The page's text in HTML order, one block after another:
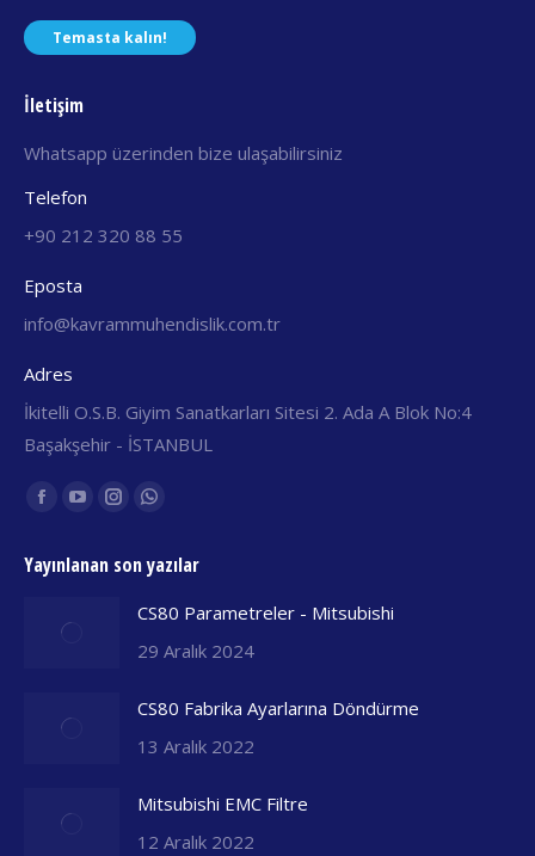
Temasta kalın!
İletişim
Whatsapp üzerinden bize ulaşabilirsiniz
Telefon
+90 212 320 88 55
Eposta
info@kavrammuhendislik.com.tr
Adres
İkitelli O.S.B. Giyim Sanatkarları Sitesi 2. Ada A Blok No:4
Başakşehir - İSTANBUL
Find us on:
Facebook
pencerede
YouTube
pencerede
Instagram
pencerede
açılır
Whatsapp
pencerede
açılır
Yayınlanan son yazılar
CS80 Parametreler - Mitsubishi
29 Aralık 2024
CS80 Fabrika Ayarlarına Döndürme
13 Aralık 2022
Mitsubishi EMC Filtre
12 Aralık 2022